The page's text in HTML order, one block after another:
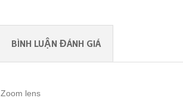
BÌNH LUẬN ĐÁNH GIÁ
Zoom lens